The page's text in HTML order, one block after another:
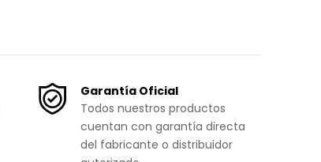
Garantía Oficial
Todos nuestros productos
cuentan con garantía directa
del fabricante o distribuidor